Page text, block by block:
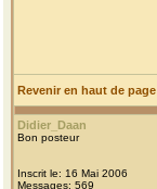
Revenir en haut de page
Didier_Daan
Bon posteur
Inscrit le: 16 Mai 2006
Messages: 569